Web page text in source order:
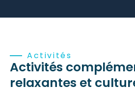
Activités
Activités
relaxantes et